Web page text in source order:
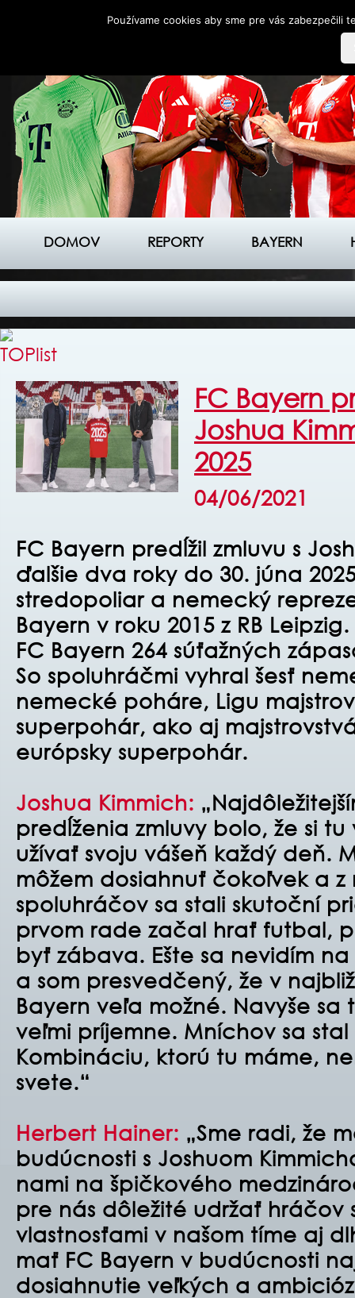
DOMOV REPORTY BAYERN
FC Bayern
Joshua
2025
04/06/2021
FC Bayern predĺžil zmluvu s
ďalšie dva roky do 30. júna
stredopoliar a nemecký
Bayern v roku 2015 z RB
FC Bayern 264 súťažných
So spoluhráčmi vyhral šesť
nemecké poháre, Ligu
superpohár, ako aj
európsky superpohár.
Joshua Kimmich:
predĺženia zmluvy bolo, že si tu
užívať svoju vášeň každý deň.
môžem dosiahnuť čokoľvek a z
spoluhráčov sa stali skutoční
prvom rade začal hrať futbal,
byť zábava. Ešte sa nevidím
a som presvedčený, že v
Bayern veľa možné. Navyše
veľmi príjemne. Mníchov sa
Kombináciu, ktorú tu máme,
svete.“
Herbert Hainer: „Sme radi, že
budúcnosti s Joshuom
nami na špičkového
pre nás dôležité udržať hráčov
vlastnosťami v našom tíme aj
mať FC Bayern v budúcnosti
dosiahnutie veľkých a
Používame cookies aby sme pre vás zabezpečili